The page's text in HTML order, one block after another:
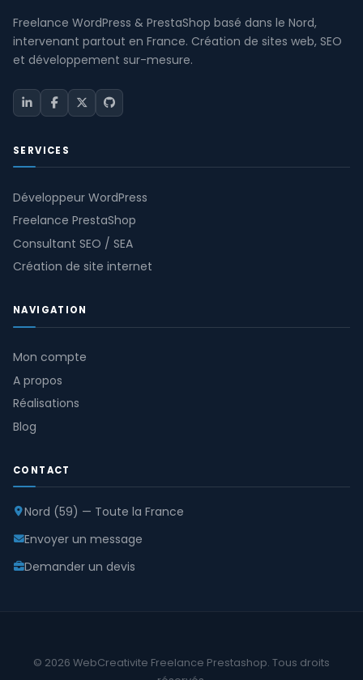
Freelance WordPress & PrestaShop basé dans le Nord,
intervenant partout en France. Création de sites web, SEO
et développement sur-mesure.
SERVICES
Développeur WordPress
Freelance PrestaShop
Consultant SEO / SEA
Création de site internet
NAVIGATION
Mon compte
A propos
Réalisations
Blog
CONTACT
Nord (59) — Toute la France
Envoyer un message
Demander un devis
© 2026 WebCreativite Freelance Prestashop. Tous droits